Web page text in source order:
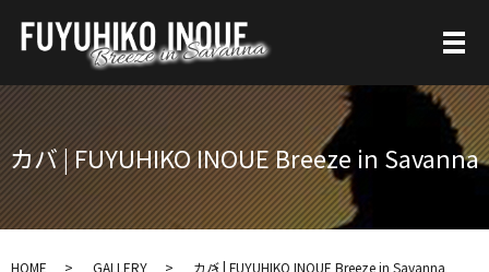
カバ | FUYUHIKO INOUE Breeze in Savanna
HOME GALLERY カバ | FUYUHIKO INOUE Breeze in Savanna